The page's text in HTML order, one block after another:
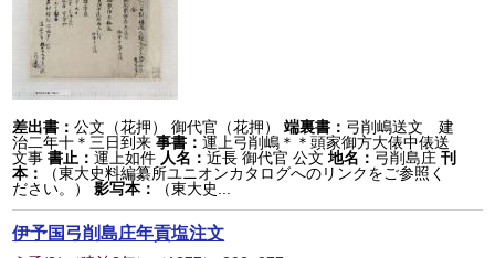
差出書：公文（花押） 御代官（花押） 端裏書： 弓削嶋送文 建
治二年十＊三日到来 事書：運上弓削嶋＊＊頭家御方大俵中俵送
文事 書止：運上如件 人名：近長 御代官 公文 地名： 弓削島庄 刊
本：
（東大史料編纂所ユニオンカタログへのリンクをご参照く
ださい。）
影写本： （東大史...
伊予国弓削島庄年貢塩注文